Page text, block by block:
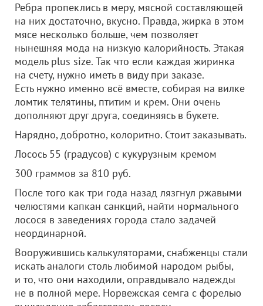
Ребра пропеклись в меру, мясной составляющей
на них достаточно, вкусно. Правда, жирка в этом
мясе несколько больше, чем позволяет
нынешняя мода на низкую калорийность. Этакая
модель plus size. Так что если каждая жиринка
на счету, нужно иметь в виду при заказе.
Есть нужно именно всё вместе, собирая на вилке
ломтик телятины, птитим и крем. Они очень
дополняют друг друга, соединяясь в букете.
Нарядно, добротно, колоритно. Стоит заказывать.
Лосось 55 (градусов) с кукурузным кремом
300 граммов за 810 руб.
После того как три года назад лязгнул ржавыми
челюстями капкан санкций, найти нормального
лосося в заведениях города стало задачей
неординарной.
Вооружившись калькуляторами, снабженцы стали
искать аналоги столь любимой народом рыбы,
и то, что они находили, оправдывало надежды
не в полной мере. Норвежская семга с форелью